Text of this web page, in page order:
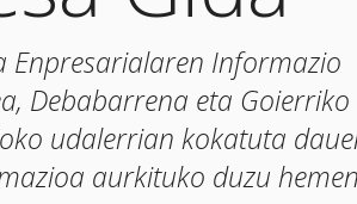
Enpresarialaren Informazio
Debabarrena eta Goierriko
udalerrian kokatuta
aurkituko duzu